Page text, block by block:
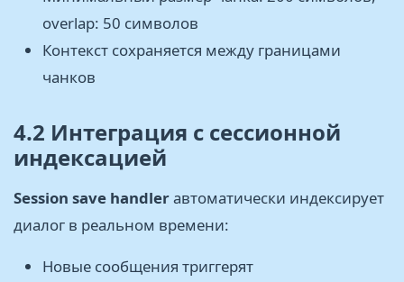
overlap: 50 символов
Контекст сохраняется между границами
чанков
4.2 Интеграция с сессионной
индексацией
Session save handlerавтоматически индексирует
диалог в реальном времени:
Новые сообщения триггерят